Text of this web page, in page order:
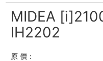
MIDEA
IH2202
原 價：